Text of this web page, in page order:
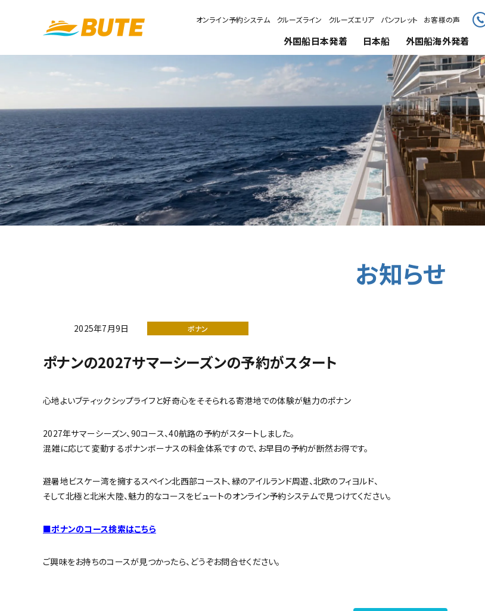
外国船日本発着 日本船 外国船海外発着
オンライン予約システム クルーズライン クルーズエリア パンフレット お客様の声
お知らせ
2025年7月9日 ポナン
ポナンの2027サマーシーズンの予約がスタート
心地よいブティックシップライフと好奇心をそそられる寄港地での体験が魅力のポナン
2027年サマーシーズン、90コース、40航路の予約がスタートしました。
混雑に応じて変動するポナンボーナスの料金体系ですので、お早目の予約が断然お得です。
避暑地ビスケー湾を擁するスペイン北西部コースト、緑のアイルランド周遊、北欧のフィヨルド、
そして北極と北米大陸、魅力的なコースをビュートのオンライン予約システムで見つけてください。
■ポナンのコース検索はこちら
ご興味をお持ちのコースが見つかったら、どうぞお問合せください。